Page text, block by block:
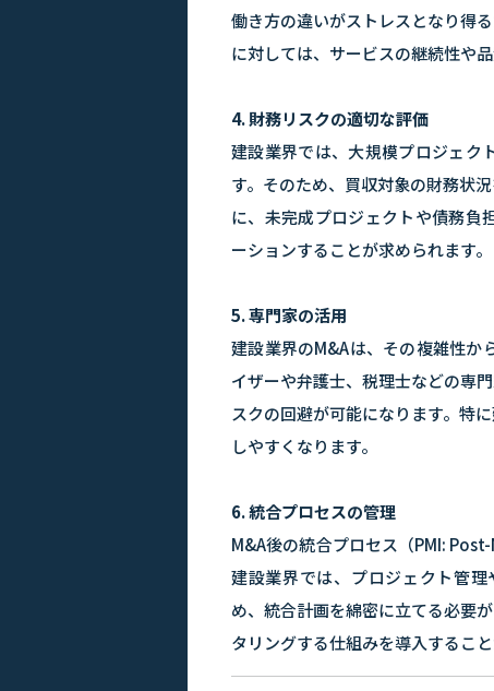
働き方の違いがストレスとなり得
に対しては、サービスの継続性や
4. 財務リスクの適切な評価
建設業界では、大規模プロジェク
す。そのため、買収対象の財務状
に、未完成プロジェクトや債務負
ーションすることが求められます。
5. 専門家の活用
建設業界のM&Aは、その複雑性か
イザーや弁護士、税理士などの専
スクの回避が可能になります。特
しやすくなります。
6. 統合プロセスの管理
M&A後の統合プロセス（PMI:
建設業界では、プロジェクト管
め、統合計画を綿密に立てる必要
タリングする仕組みを導入すること